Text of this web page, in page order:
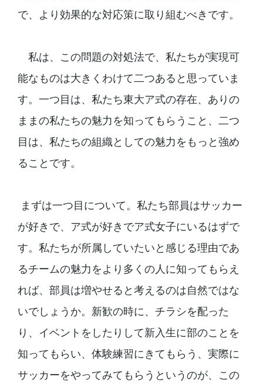
で、より効果的な対応策に取り組むべきです。
私は、この問題の対処法で、私たちが実現可
能なものは大きくわけて二つあると思っていま
す。一つ目は、私たち東大ア式の存在、ありの
ままの私たちの魅力を知ってもらうこと、二つ
目は、私たちの組織としての魅力をもっと強め
ることです。
まずは一つ目について。私たち部員はサッカー
が好きで、ア式が好きでア式女子にいるはずで
す。私たちが所属していたいと感じる理由であ
るチームの魅力をより多くの人に知ってもらえ
れば、部員は増やせると考えるのは自然ではな
いでしょうか。新歓の時に、チラシを配った
り、イベントをしたりして新入生に部のことを
知ってもらい、体験練習にきてもらう、実際に
サッカーをやってみてもらうというのが、この